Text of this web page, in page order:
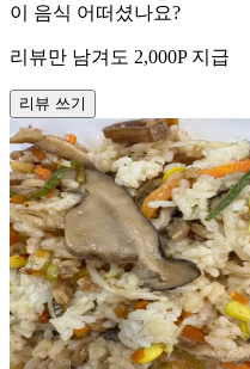
이 음식 어떠셨나요?
리뷰만 남겨도 2,000P 지급
리뷰 쓰기